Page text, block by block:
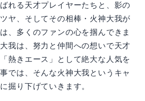
れる天才プレイヤーたちと、影の
ヤ、そしてその相棒・火神大我が
、多くのファンの心を掴んできま
我は、努力と仲間への想いで天才
熱きエース」として絶大な人気を
では、そんな火神大我というキャ
掘り下げていきます。